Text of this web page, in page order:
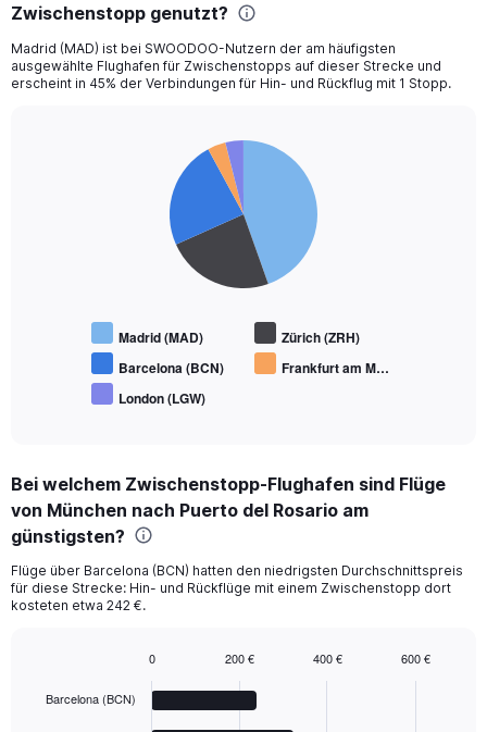
Zwischenstopp genutzt?
Madrid (MAD) ist bei SWOODOO-Nutzern der am häufigsten
ausgewählte Flughafen für Zwischenstopps auf dieser Strecke und
erscheint in 45% der Verbindungen für Hin- und Rückflug mit 1 Stopp.
Madrid (MAD)
Zürich (ZRH)
Barcelona (BCN)
Frankfurt am M…
London (LGW)
Bei welchem Zwischenstopp-Flughafen sind Flüge
von München nach Puerto del Rosario am
günstigsten?
Flüge über Barcelona (BCN) hatten den niedrigsten Durchschnittspreis
für diese Strecke: Hin- und Rückflüge mit einem Zwischenstopp dort
kosteten etwa 242 €.
chart
with
Barcelona (BCN)
0 200 € 400 € 600 €